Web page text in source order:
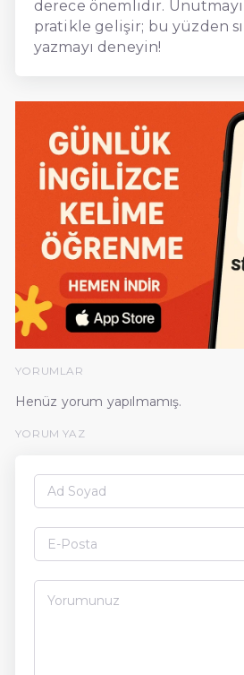
derece önemlidir.
pratikle gelişir; bu yüzden
yazmayı deneyin!
YORUMLAR
Henüz yorum yapılmamış.
YORUM YAZ